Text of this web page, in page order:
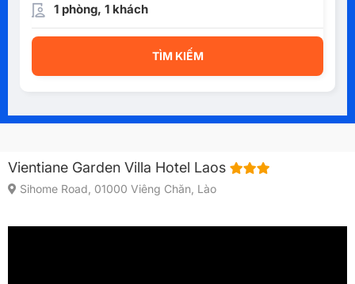
1 phòng, 1 khách
TÌM KIẾM
Vientiane Garden Villa Hotel Laos
Sihome Road, 01000 Viêng Chăn, Lào